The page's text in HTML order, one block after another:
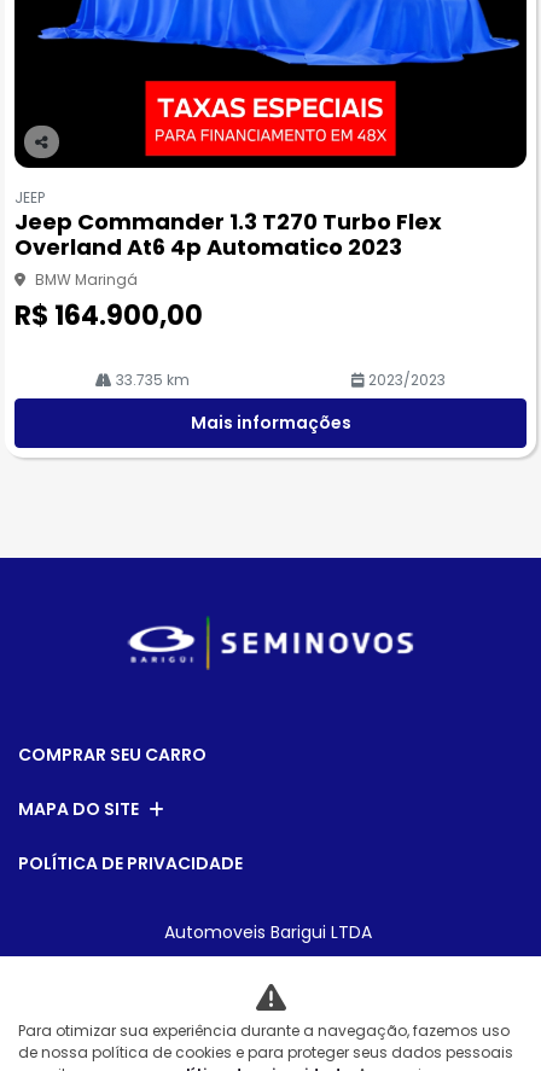
Co
pa
rtil
he
JEEP
Jeep Commander 1.3 T270 Turbo Flex
Overland At6 4p Automatico 2023
BMW Maringá
R$ 164.900,00
33.735 km 2023/2023
Mais informações
COMPRAR SEU CARRO
MAPA DO SITE
POLÍTICA DE PRIVACIDADE
Automoveis Barigui LTDA
Para otimizar sua experiência durante a navegação, fazemos uso
de nossa política de cookies e para proteger seus dados pessoais